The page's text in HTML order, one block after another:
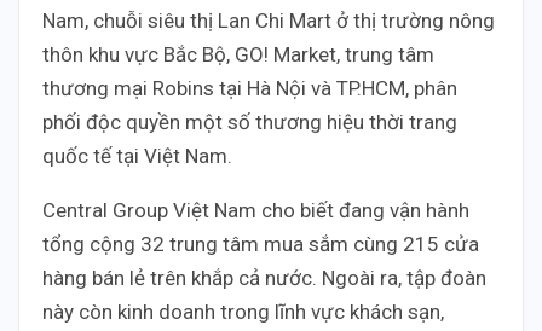
Nam, chuỗi siêu thị Lan Chi Mart ở thị trường nông
thôn khu vực Bắc Bộ, GO! Market, trung tâm
thương mại Robins tại Hà Nội và TP.HCM, phân
phối độc quyền một số thương hiệu thời trang
quốc tế tại Việt Nam.
Central Group Việt Nam cho biết đang vận hành
tổng cộng 32 trung tâm mua sắm cùng 215 cửa
hàng bán lẻ trên khắp cả nước. Ngoài ra, tập đoàn
này còn kinh doanh trong lĩnh vực khách sạn,